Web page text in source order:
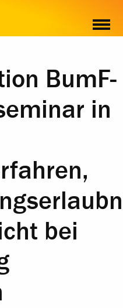
BumF-
in
bei